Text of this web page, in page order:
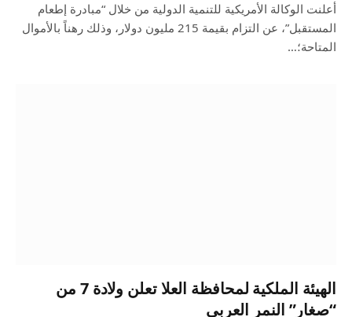
أعلنت الوكالة الأمريكية للتنمية الدولية من خلال “مبادرة إطعام
المستقبل”، عن التزام بقيمة 215 مليون دولار، وذلك رهناً بالأموال
المتاحة؛…
الهيئة الملكية لمحافظة العلا تعلن ولادة 7 من
“صغار” النمر العربي